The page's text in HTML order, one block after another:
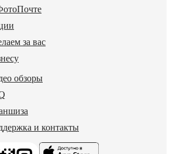
за вас
обзоры
и контакты